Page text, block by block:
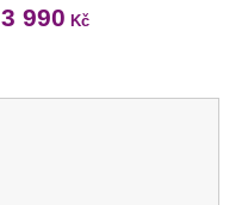
3 990 Kč